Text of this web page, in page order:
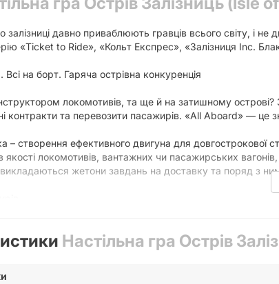
залізниці давно приваблюють гравців всього світу, і
«Ticket to Ride», «Кольт Експрес», «Залізниця Inc.
Всі на борт. Гаряча острівна конкуренція
локомотивів, та ще й на затишному
контракти та перевозити пасажирів. «All Aboard» —
– створення ефективного двигуна для довгострокової
якості локомотивів, вантажних чи пасажирських
жетони завдань на доставку та поряд з
Настільна гра Острів